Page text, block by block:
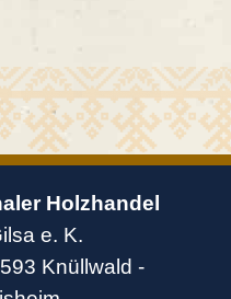
Holzhandel
e. K.
Knüllwald -